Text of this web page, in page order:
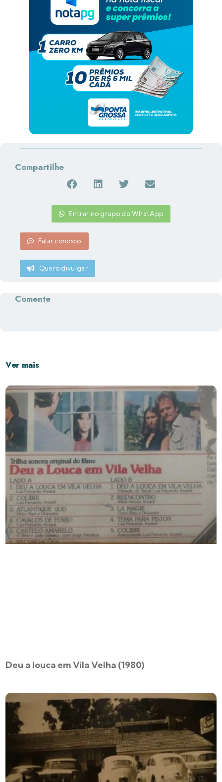
Compartilhe
Entrar no grupo do WhatApp
Falar conosco
Quero divulgar
Comente
Ver mais
Deu a louca em Vila Velha (1980)